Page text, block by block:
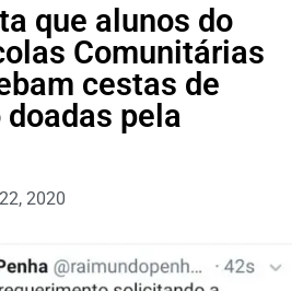
que alunos do
Comunitárias
cestas de
pela
2020